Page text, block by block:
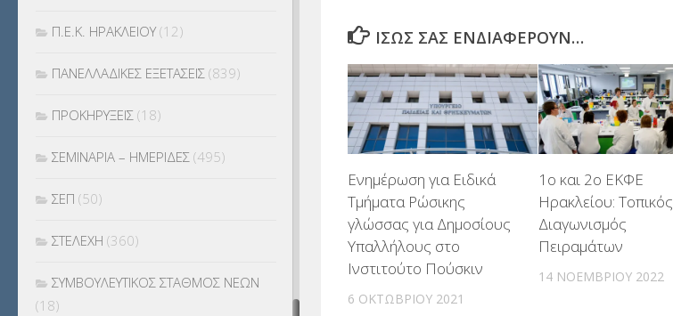
ΊΣΩΣ ΣΑΣ ΕΝΔΙΑΦΈΡΟΥΝ…
Ενημέρωση για Ειδικά
Τμήματα Ρώσικης
γλώσσας για Δημοσίους
Υπαλλήλους στο
Ινστιτούτο Πούσκιν
6 ΟΚΤΩΒΡΊΟΥ 2021
1ο και 2ο ΕΚΦΕ
Ηρακλείου: Τοπικός
Διαγωνισμός
Πειραμάτων
14 ΝΟΕΜΒΡΊΟΥ 2022
Π.Ε.Κ. ΗΡΑΚΛΕΙΟΥ(12)
ΠΑΝΕΛΛΑΔΙΚΕΣ ΕΞΕΤΑΣΕΙΣ (839)
ΠΡΟΚΗΡΥΞΕΙΣ (18)
ΣΕΜΙΝΑΡΙΑ – ΗΜΕΡΙΔΕΣ (495)
ΣΕΠ (50)
ΣΤΕΛΕΧΗ (360)
ΣΥΜΒΟΥΛΕΥΤΙΚΟΣ ΣΤΑΘΜΟΣ ΝΕΩΝ
(18)